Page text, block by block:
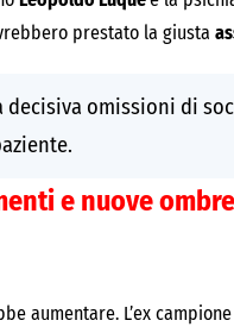
prestato la giusta
omissioni di
e nuove
aumentare. L’ex